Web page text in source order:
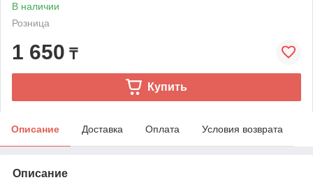
В наличии
Розница
1 650 ₸
Купить
Описание Доставка Оплата Условия возврата
Описание